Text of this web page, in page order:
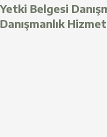
Yetki Belgesi
Danışmanlık